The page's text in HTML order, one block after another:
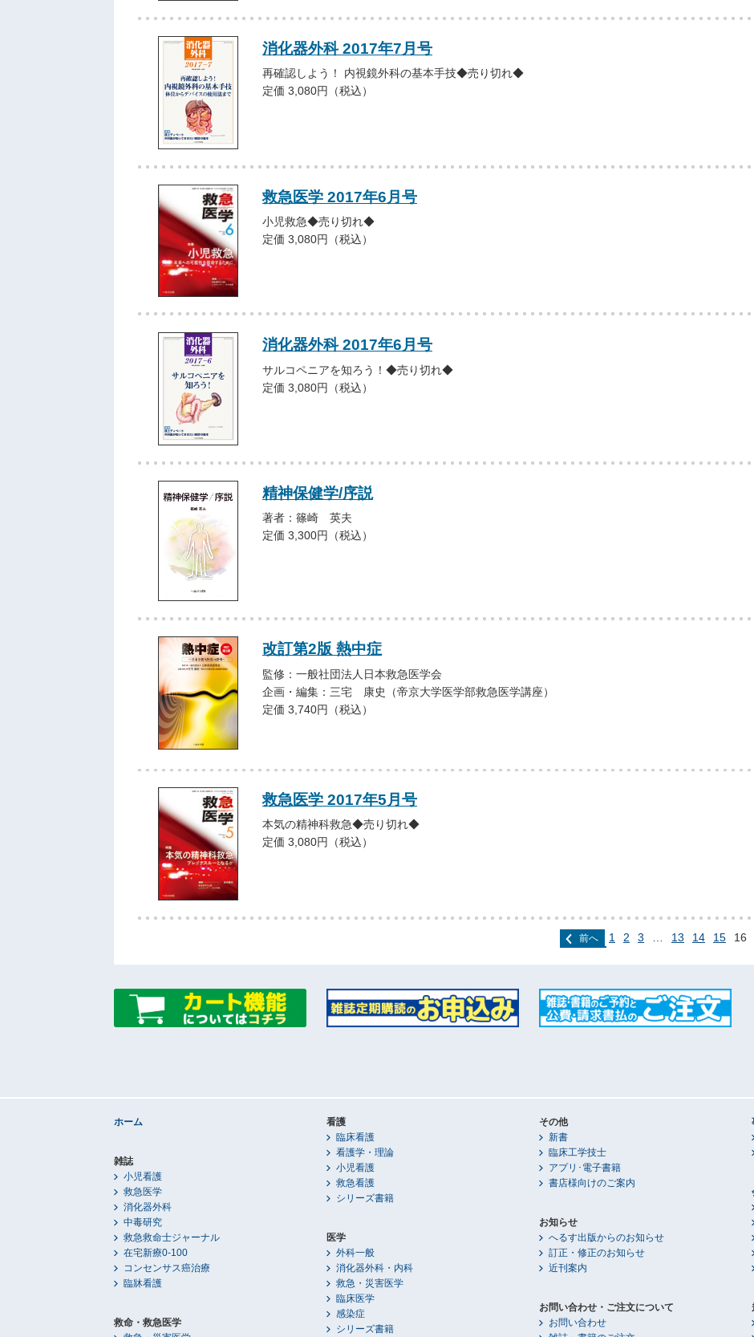
消化器外科 2017年7月号
再確認しよう！ 内視鏡外科の基本手技◆売り切れ◆
定価 3,080円（税込）
救急医学 2017年6月号
小児救急◆売り切れ◆
定価 3,080円（税込）
消化器外科 2017年6月号
サルコペニアを知ろう！◆売り切れ◆
定価 3,080円（税込）
精神保健学/序説
著者：篠崎 英夫
定価 3,300円（税込）
改訂第2版 熱中症
監修：一般社団法人日本救急医学会
企画・編集：三宅 康史（帝京大学医学部救急医学講座）
定価 3,740円（税込）
救急医学 2017年5月号
本気の精神科救急◆売り切れ◆
定価 3,080円（税込）
前へ 1 2 3 13 14 15 16
ホーム
雑誌
小児看護
救急医学
消化器外科
中毒研究
救急救命士ジャーナル
在宅新療0-100
コンセンサス癌治療
臨牀看護
救命・救急医学
看護
臨床看護
看護学・理論
小児看護
救急看護
シリーズ書籍
医学
外科一般
消化器外科・内科
救急・災害医学
臨床医学
感染症
シリーズ書籍
その他
新書
臨床工学技士
アプリ･電子書籍
書店様向けのご案内
お知らせ
へるす出版からのお知らせ
訂正・修正のお知らせ
近刊案内
お問い合わせ・ご注文について
お問い合わせ